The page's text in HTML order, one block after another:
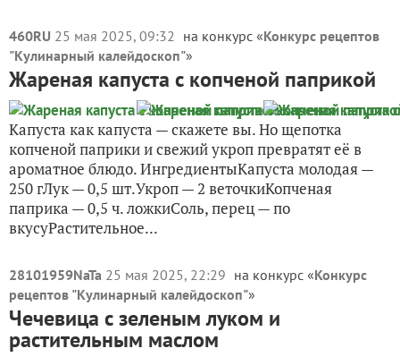
460RU 25 мая 2025, 09:32 на конкурс «Конкурс рецептов
"Кулинарный калейдоскоп"»
Жареная капуста с копченой паприкой
Капуста как капуста — скажете вы. Но щепотка
копченой паприки и свежий укроп превратят её в
ароматное блюдо. ИнгредиентыКапуста молодая —
250 гЛук — 0,5 шт.Укроп — 2 веточкиКопченая
паприка — 0,5 ч. ложкиСоль, перец — по
вкусуРастительное...
28101959NaTa 25 мая 2025, 22:29 на конкурс «Конкурс
рецептов "Кулинарный калейдоскоп"»
Чечевица с зеленым луком и
растительным маслом